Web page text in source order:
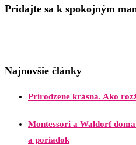
Pridajte sa k spokojným
Najnovšie články
Prirodzene krásna. Ako
Montessori a Waldorf
a poriadok